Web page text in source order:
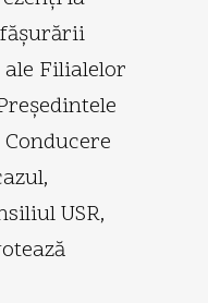
Filialelor
USR,